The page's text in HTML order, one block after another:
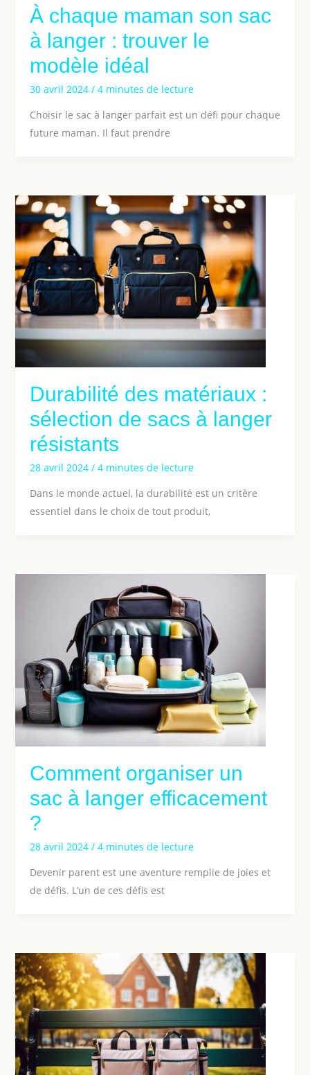
À chaque maman son sac
à langer : trouver le
modèle idéal
30 avril 2024 / 4 minutes de lecture
Choisir le sac à langer parfait est un défi pour chaque
future maman. Il faut prendre
Durabilité des matériaux :
sélection de sacs à langer
résistants
28 avril 2024 / 4 minutes de lecture
Dans le monde actuel, la durabilité est un critère
essentiel dans le choix de tout produit,
Comment organiser un
sac à langer efficacement
?
28 avril 2024 / 4 minutes de lecture
Devenir parent est une aventure remplie de joies et
de défis. L’un de ces défis est